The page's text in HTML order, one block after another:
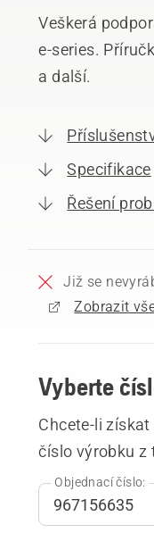
Veškerá
e-series.
a další.
Specifikace
Řešení
Již se
Vyberte
Chcete-li
číslo výrobku z
Objednací číslo: